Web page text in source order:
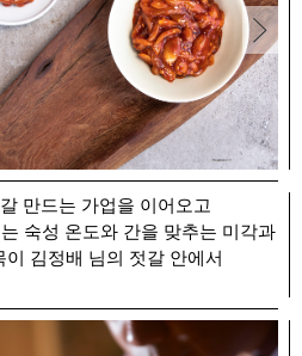
만드는 가업을 이어오고
숙성 온도와 간을 맞추는 미각과
김정배 님의 젓갈 안에서